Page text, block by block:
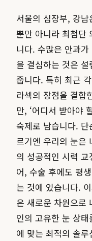
서울의 심장부, 강
뿐만 아니라 최첨단
니다. 수많은 안과
을 결심하는 것은
줍니다. 특히 최근
라섹의 장점을 결합
만, ‘어디서 받아야
숙제로 남습니다.
르기엔 우리의 눈은
의 성공적인 시력
어, 수술 후에도 평
는 것에 있습니다.
은 새로운 차원으로
인의 고유한 눈 상
에 맞는 최적의 솔